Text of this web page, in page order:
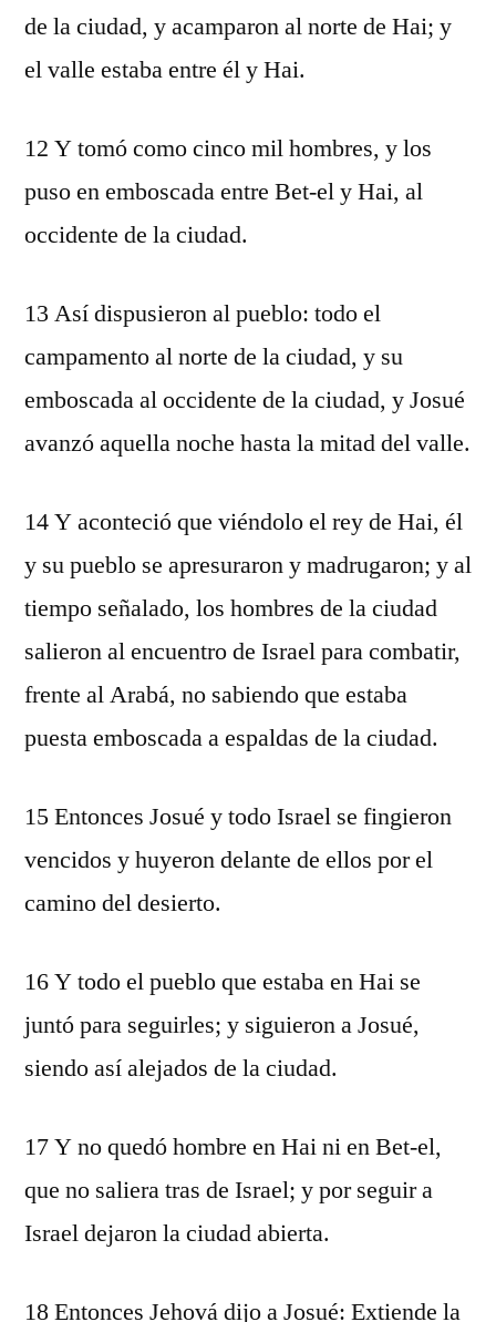
de la ciudad, y acamparon al norte de Hai; y
el valle estaba entre él y Hai.
12 Y tomó como cinco mil hombres, y los
puso en emboscada entre Bet-el y Hai, al
occidente de la ciudad.
13 Así dispusieron al pueblo: todo el
campamento al norte de la ciudad, y su
emboscada al occidente de la ciudad, y Josué
avanzó aquella noche hasta la mitad del valle.
14 Y aconteció que viéndolo el rey de Hai, él
y su pueblo se apresuraron y madrugaron; y al
tiempo señalado, los hombres de la ciudad
salieron al encuentro de Israel para combatir,
frente al Arabá, no sabiendo que estaba
puesta emboscada a espaldas de la ciudad.
15 Entonces Josué y todo Israel se fingieron
vencidos y huyeron delante de ellos por el
camino del desierto.
16 Y todo el pueblo que estaba en Hai se
juntó para seguirles; y siguieron a Josué,
siendo así alejados de la ciudad.
17 Y no quedó hombre en Hai ni en Bet-el,
que no saliera tras de Israel; y por seguir a
Israel dejaron la ciudad abierta.
18 Entonces Jehová dijo a Josué: Extiende la